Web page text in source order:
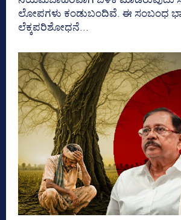
ಲೋಪಗಳು ಕಂಡುಬಂದಿವೆ. ಈ ಸಂಬಂಧ
ಲೆಕ್ಕಪರಿಶೋಧನೆ...